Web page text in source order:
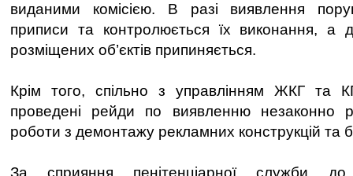
виданими комісією. В разі виявлення
приписи та контролюється їх виконання, а
розміщених об’єктів припиняється.
Крім того, спільно з управлінням ЖКГ та
проведені рейди по виявленню незаконно
роботи з демонтажу рекламних конструкцій та
За сприяння пенітенціарної служби до